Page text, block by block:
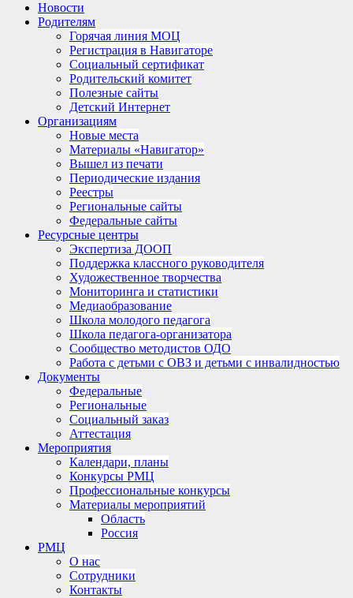
Новости
Родителям
Горячая линия МОЦ
Регистрация в Навигаторе
Социальный сертификат
Родительский комитет
Полезные сайты
Детский Интернет
Организациям
Новые места
Материалы «Навигатор»
Вышел из печати
Периодические издания
Реестры
Региональные сайты
Федеральные сайты
Ресурсные центры
Экспертиза ДООП
Поддержка классного руководителя
Художественное творчества
Мониторинга и статистики
Медиаобразование
Школа молодого педагога
Школа педагога-организатора
Сообщество методистов ОДО
Работа с детьми с ОВЗ и детьми с инвалидностью
Документы
Федеральные
Региональные
Социальный заказ
Аттестация
Мероприятия
Календари, планы
Конкурсы РМЦ
Профессиональные конкурсы
Материалы мероприятий
Область
Россия
РМЦ
О нас
Сотрудники
Контакты